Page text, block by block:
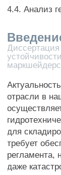
4.4. Анализ
отрасли в
для
требует
регламента,
даже